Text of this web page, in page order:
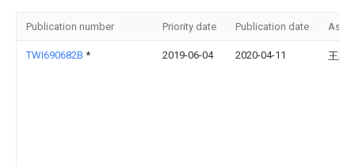
Publication number Priority date Publication date
TWI690682B * 2019-06-04 2020-04-11 王惠